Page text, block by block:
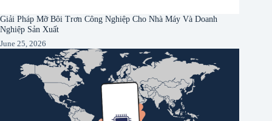
Giải Pháp Mỡ Bôi Trơn Công Nghiệp Cho Nhà Máy Và Doanh
Nghiệp Sản Xuất
June 25, 2026